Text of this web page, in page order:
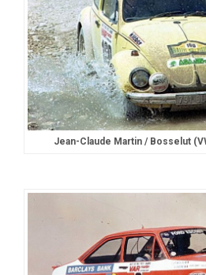
Jean-Claude Martin / Bosselut